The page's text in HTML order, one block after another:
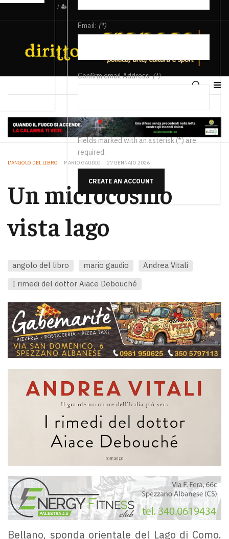
/
Email: (*)
Confirm email Address:(*)
Fields marked with an asterisk (*) are
required.
CREATE AN ACCOUNT
L'ANGOLO DEL LIBRO MARIO GAUDIO 27 GENNAIO 2026
Un microcosmo
vista lago
angolo del libro mario gaudio
Andrea Vitali
I rimedi del dottor Aiace Debouché
Bellano, sponda orientale del Lago di Como.